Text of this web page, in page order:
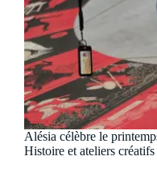
Alésia célèbre le
Histoire et ateliers créatifs